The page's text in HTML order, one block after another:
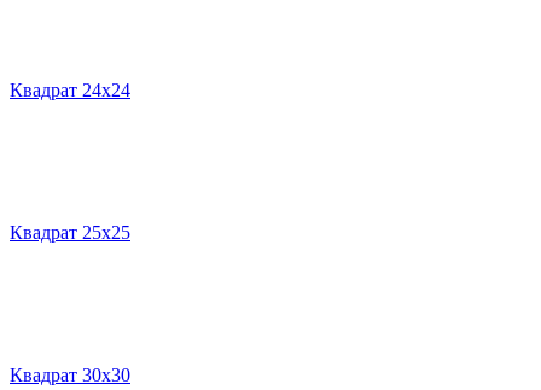
Квадрат 24х24
Квадрат 25х25
Квадрат 30х30